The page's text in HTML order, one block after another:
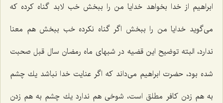
ابراهیم از خدا بخواهد خدایا من را ببخش خب لابد گناه كرده كه
می‌گوید خدایا من را ببخش اگر گناه نكرده خب ببخش هم معنا
ندارد، البته توضیح این قضیه در شبهای ماه رمضان سال قبل صحبت
شده بود، حضرت ابراهیم می‌داند كه اگر عنایت خدا نباشد یك چشم
به هم زدن كافر مطلق است، شوخی هم ندارد یك چشم به هم زدن